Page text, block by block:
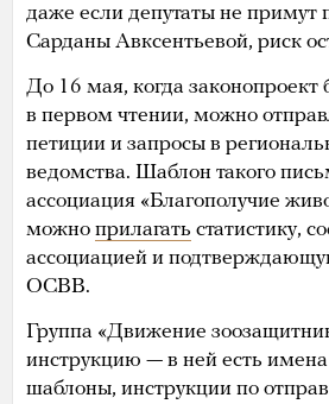
даже если депутаты не примут
Сарданы Авксентьевой, риск
До 16 мая, когда законопроект
в первом чтении, можно
петиции и запросы в
ведомства. Шаблон такого
ассоциация «Благополучие
можно прилагать статистику,
ассоциацией и
ОСВВ.
Группа «Движение
инструкцию — в ней есть имена
шаблоны, инструкции по